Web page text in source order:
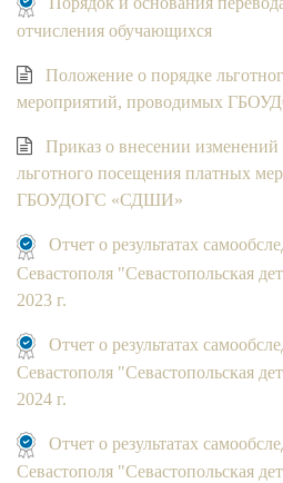
отчисления обучающихся
Положение о порядке
мероприятий, проводимых
Приказ о внесении
льготного посещения платных
ГБОУДОГС «СДШИ»
Отчет о результатах
Севастополя "Севастопольская
2023 г.
Отчет о результатах
Севастополя "Севастопольская
2024 г.
Отчет о результатах
Севастополя "Севастопольская